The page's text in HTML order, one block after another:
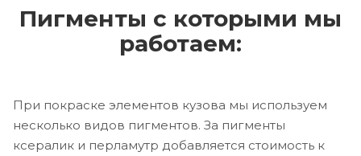
Пигменты с которыми мы
работаем:
При покраске элементов кузова мы используем
несколько видов пигментов. За пигменты
ксералик и перламутр добавляется стоимость к